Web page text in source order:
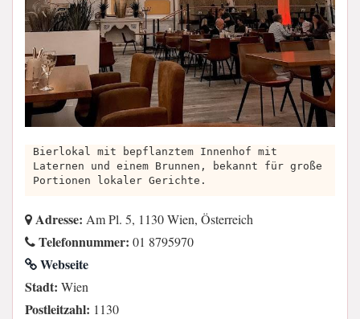
Bierlokal mit bepflanztem Innenhof mit
Laternen und einem Brunnen, bekannt für große
Portionen lokaler Gerichte.
Adresse: Am Pl. 5, 1130 Wien, Österreich
Telefonnummer: 01 8795970
Webseite
Stadt: Wien
Postleitzahl: 1130